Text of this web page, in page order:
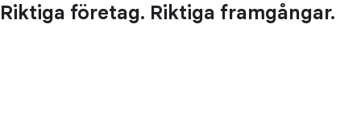
Riktiga företag. Riktiga framgångar.